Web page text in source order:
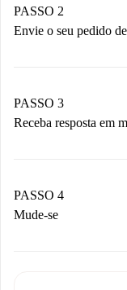
Você tem todas
PASSO 2
Envie o seu pedido
Não cobramos
PASSO 3
Receba resposta em
proprietário.
Se recusada:
PASSO 4
Mude-se